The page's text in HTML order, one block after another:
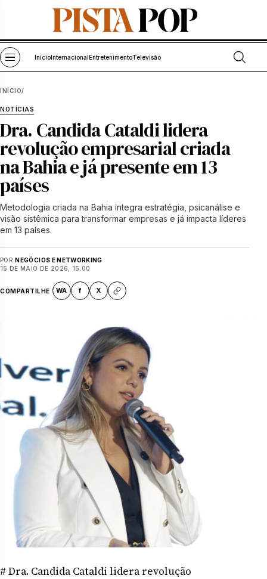
Pular para o conteúdo
Abrir menu
Início Internacional EntretenimentoTelevisão Abrir
INÍCIO/
NOTÍCIAS
Dra. Candida Cataldi lidera
revolução empresarial criada
na Bahia e já presente em 13
países
Metodologia criada na Bahia integra estratégia, psicanálise e
visão sistêmica para transformar empresas e já impacta líderes
em 13 países.
POR NEGÓCIOS E NETWORKING
15 DE MAIO DE 2026, 15:00
COMPARTILHE WA f X
# Dra. Candida Cataldi lidera revolução